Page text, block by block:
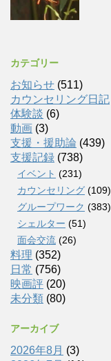
カテゴリー
お知らせ (511)
カウンセリング日記
体験談 (6)
動画 (3)
支援・援助論 (439)
支援記録 (738)
イベント (231)
カウンセリング (109)
グループワーク (383)
シェルター (51)
面会交流 (26)
料理 (352)
日常 (756)
映画評 (20)
未分類 (80)
アーカイブ
2026年8月 (3)